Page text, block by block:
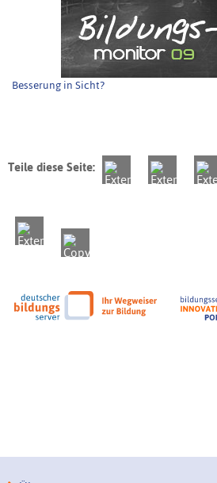
Besserung in Sicht?
Teile diese Seite: